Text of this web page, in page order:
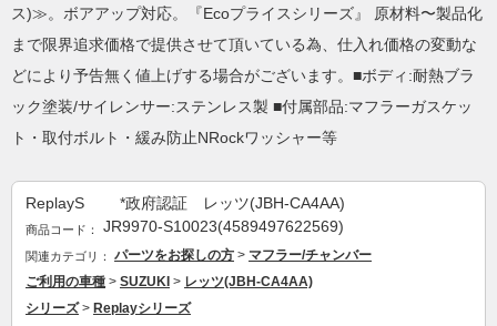
ス)≫。ボアアップ対応。『Ecoプライスシリーズ』 原材料〜製品化
まで限界追求価格で提供させて頂いている為、仕入れ価格の変動な
どにより予告無く値上げする場合がございます。■ボディ:耐熱ブラ
ック塗装/サイレンサー:ステンレス製 ■付属部品:マフラーガスケッ
ト・取付ボルト・緩み防止NRockワッシャー等
ReplayS *政府認証 レッツ(JBH-CA4AA)
商品コード： JR9970-S10023(4589497622569)
関連カテゴリ： パーツをお探しの方 > マフラー/チャンバー
ご利用の車種 > SUZUKI > レッツ(JBH-CA4AA)
シリーズ> Replayシリーズ